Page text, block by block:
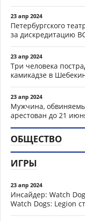
23 апр 2024
Петербургского
за дискредитацию
23 апр 2024
Три человека
камикадзе в
23 апр 2024
Мужчина,
арестован до 21
ОБЩЕСТВО
ИГРЫ
23 апр 2024
Инсайдер: Watch
Watch Dogs: Legion